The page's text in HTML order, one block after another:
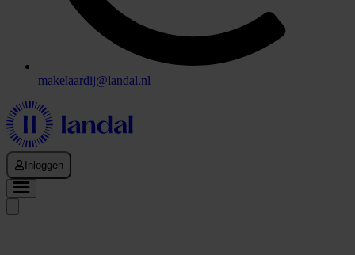
makelaardij@landal.nl
Inloggen